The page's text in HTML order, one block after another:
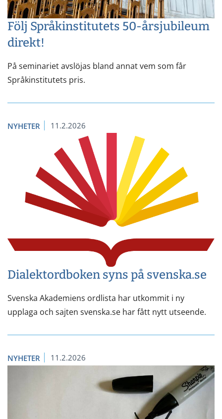
Följ Språkinstitutets 50-årsjubileum
direkt!
På seminariet avslöjas bland annat vem som får
Språkinstitutets pris.
NYHETER 11.2.2026
Dialektordboken syns på svenska.se
Svenska Akademiens ordlista har utkommit i ny
upplaga och sajten svenska.se har fått nytt utseende.
NYHETER 11.2.2026